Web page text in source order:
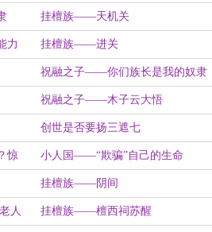
挂檀族——天机关
力 挂檀族——进关
祝融之子——你们族长是我的奴隶
祝融之子——木子云大悟
创世是否要扬三遮七
惊 小人国——“欺骗”自己的生命
挂檀族——阴间
人 挂檀族——檀西祠苏醒